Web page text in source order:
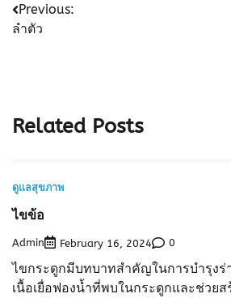
Post
navigation
Previous:
ลำตัว
Related Posts
ดูแลสุขภาพ
ไขข้อ
Admin February 16, 2024 0
ไขกระดูกมีบทบาทสำคัญในการบำรุงร่
เนื้อเยื่อฟองน้ำที่พบในกระดูกและช่วยส